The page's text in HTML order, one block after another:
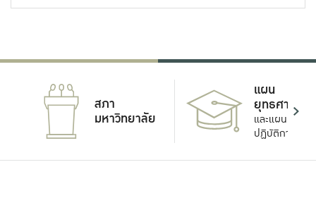
สภา
มหาวิทยาลัย
แผน
ยุทธศาสตร์
และแผน
ปฏิบัติการ